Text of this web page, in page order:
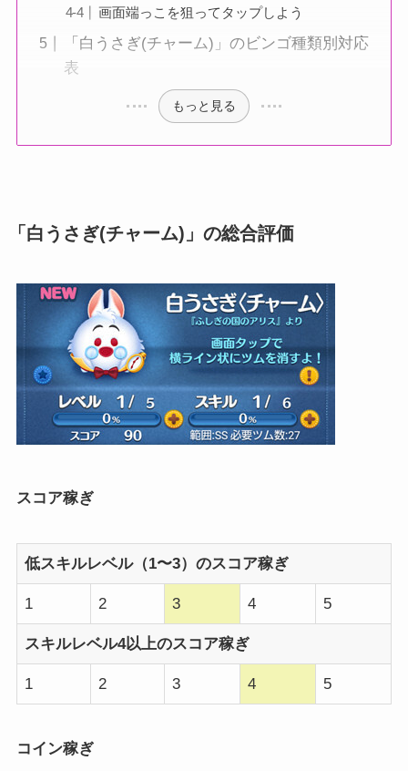
画面端っこを狙ってタップしよう
「白うさぎ(チャーム)」のビンゴ種類別対応
表
もっと見る
「白うさぎ(チャーム)」の総合評価
スコア稼ぎ
低スキルレベル（1〜3）のスコア稼ぎ
1 2 3 4 5
スキルレベル4以上のスコア稼ぎ
1 2 3 4 5
コイン稼ぎ